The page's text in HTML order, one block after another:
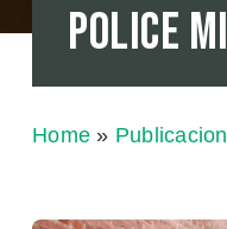
Police
Home »